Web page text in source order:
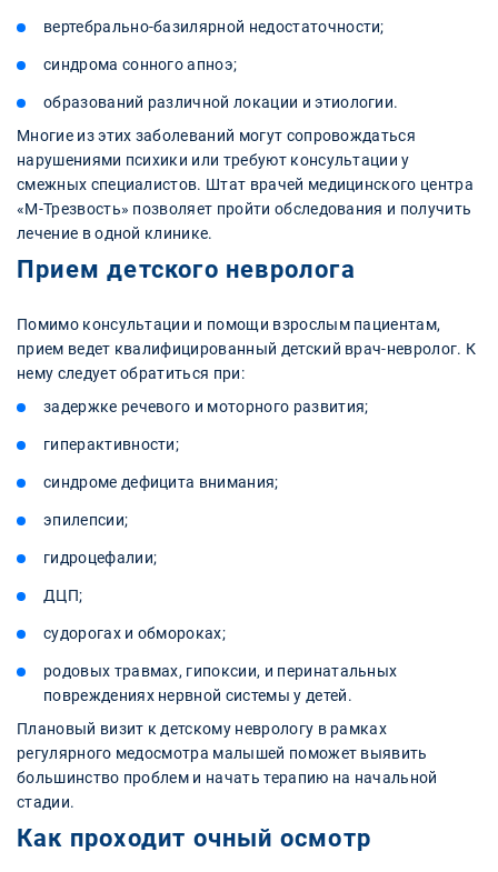
вертебрально-базилярной недостаточности;
синдрома сонного апноэ;
образований различной локации и этиологии.
Многие из этих заболеваний могут сопровождаться
нарушениями психики или требуют консультации у
смежных специалистов. Штат врачей медицинского центра
«М-Трезвость» позволяет пройти обследования и получить
лечение в одной клинике.
Прием детского невролога
Помимо консультации и помощи взрослым пациентам,
прием ведет квалифицированный детский врач-невролог. К
нему следует обратиться при:
задержке речевого и моторного развития;
гиперактивности;
синдроме дефицита внимания;
эпилепсии;
гидроцефалии;
ДЦП;
судорогах и обмороках;
родовых травмах, гипоксии, и перинатальных
повреждениях нервной системы у детей.
Плановый визит к детскому неврологу в рамках
регулярного медосмотра малышей поможет выявить
большинство проблем и начать терапию на начальной
стадии.
Как проходит очный осмотр